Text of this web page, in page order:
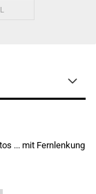
... mit Fernlenkung